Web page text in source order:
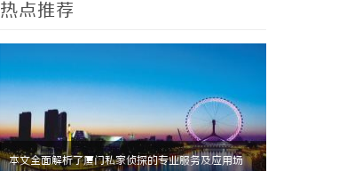
热点推荐
本文全面解析了厦门私家侦探的专业服务及应用场